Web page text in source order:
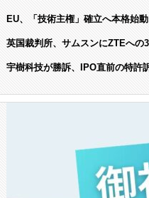
EU、「技術主権」確立へ本格始
英国裁判所、サムスンにZTEへの
宇樹科技が勝訴、IPO直前の特許